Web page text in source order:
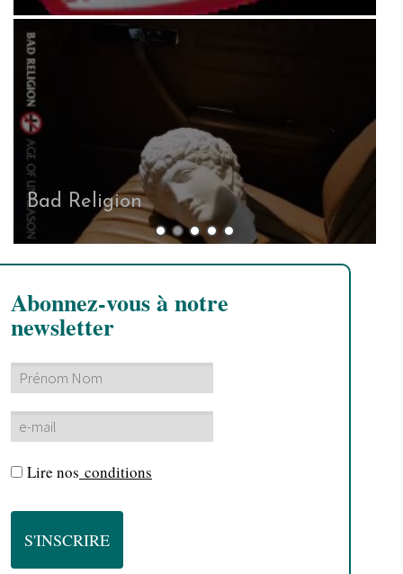
Testament
Abonnez-vous à notre
newsletter
Lire nos conditions